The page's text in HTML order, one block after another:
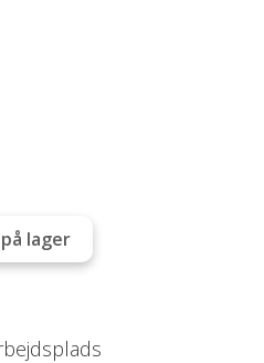
lager